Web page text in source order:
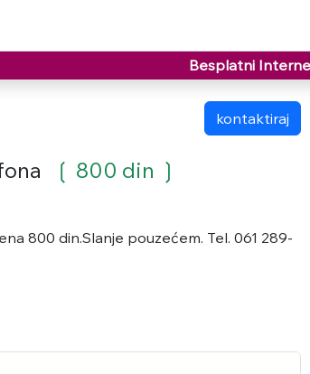
Besplatni
kontaktiraj
❲ 800 din ❳
800 din.Slanje pouzećem. Tel. 061 289-